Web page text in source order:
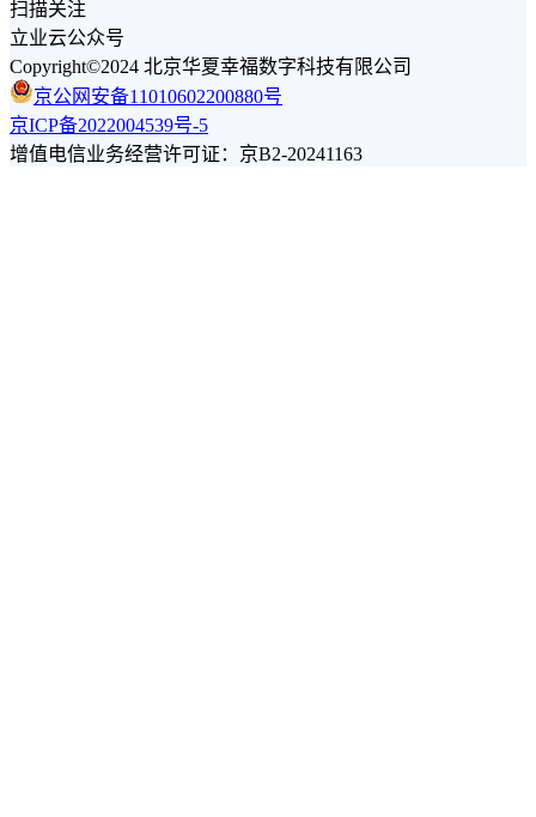
扫描关注
立业云公众号
Copyright©2024 北京华夏幸福数字科技有限公司
京公网安备11010602200880号
京ICP备2022004539号-5
增值电信业务经营许可证：京B2-20241163